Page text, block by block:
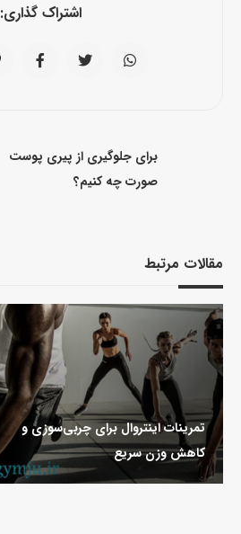
اشتراک گذاری:
برای جلوگیری از پیری پوست
صورت چه کنیم؟
مقالات مرتبط
تمرینات اینتروال برای چربی‌سوزی و
کاهش وزن سریع